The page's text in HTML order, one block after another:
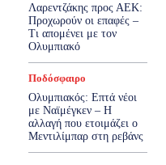
Λαρεντζάκης προς ΑΕΚ:
Προχωρούν οι επαφές –
Τι απομένει με τον
Ολυμπιακό
Ποδόσφαιρο
Ολυμπιακός: Επτά νέοι
με Ναϊμέγκεν – Η
αλλαγή που ετοιμάζει ο
Μεντιλίμπαρ στη ρεβάνς